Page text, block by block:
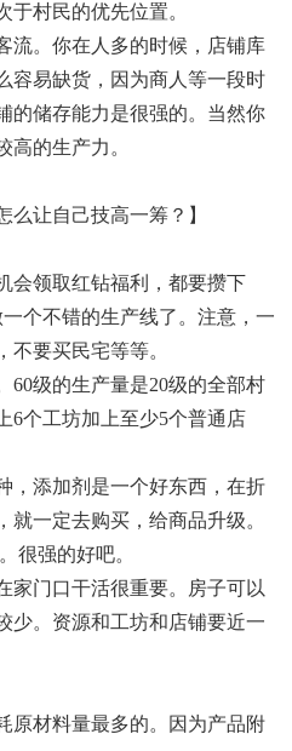
于村民的优先位置。
流。你在人多的时候，店铺库
容易缺货，因为商人等一段时
的储存能力是很强的。当然你
高的生产力。
么让自己技高一筹？】
会领取红钻福利，都要攒下
个不错的生产线了。注意，一
不要买民宅等等。
60级的生产量是20级的全部村
6个工坊加上至少5个普通店
，添加剂是一个好东西，在折
一定去购买，给商品升级。
很强的好吧。
家门口干活很重要。房子可以
少。资源和工坊和店铺要近一
原材料量最多的。因为产品附